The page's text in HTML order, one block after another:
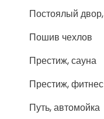
Постоялый
Пошив чехлов
Престиж, сауна
Престиж,
Путь, автомойка